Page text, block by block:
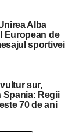
Alba
European de
sportivei
sur,
Spania: Regii
70 de ani